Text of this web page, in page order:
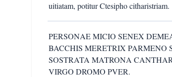
uitiatam, potitur Ctesipho citharistriam.
PERSONAE MICIO SENEX
BACCHIS MERETRIX PARMENO
SOSTRATA MATRONA
VIRGO DROMO PVER.